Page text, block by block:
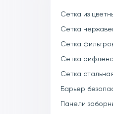
Сетка из
Сетка
Сетка
Сетка
Сетка стальная
Барьер
Панели